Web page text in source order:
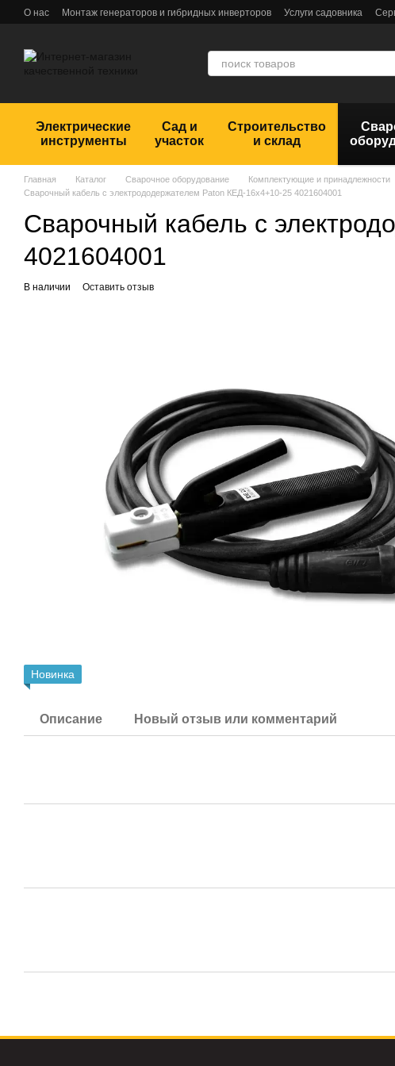
Перейти к основному контенту
О нас Монтаж генераторов и гибридных инверторов Услуги садовника
Электрические
инструменты
Сад и
участок
Строительство
и склад
Главная Каталог Сварочное оборудование Комплектующие и принадлежности
Сварочный кабель с электрододержателем Paton КЕД-16х4+10-25 4021604001
Сварочный кабель с
4021604001
В наличии Оставить отзыв
Новинка
Описание Новый отзыв или комментарий